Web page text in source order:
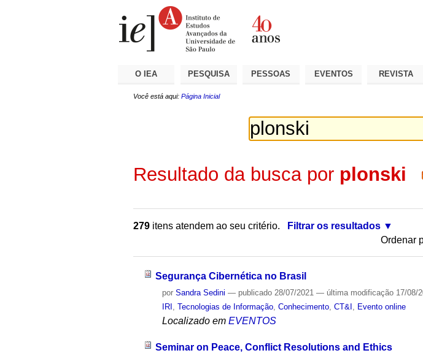
O IEA PESQUISA PESSOAS EVENTOS REVISTA
Você está aqui: Página Inicial
Resultado da busca por plonski
279 itens atendem ao seu critério.
Filtrar os resultados
Ordenar
Segurança Cibernética no Brasil
porSandra Sedini — publicado 28/07/2021— última modificação 17/08/
IRI
,Tecnologias de Informação ,Conhecimento ,CT&I Evento online
Localizado em EVENTOS
Seminar on Peace, Conflict Resolutions and Ethics